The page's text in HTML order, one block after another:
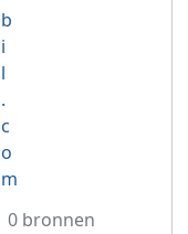
b
i
l
.
c
o
m
0 bronnen